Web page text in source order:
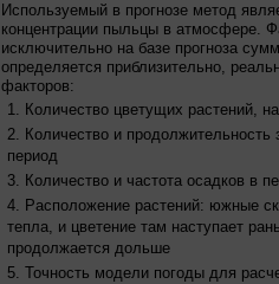
Используемый в прогнозе метод
концентрации пыльцы в атмосфере.
исключительно на базе прогноза
определяется приблизительно,
факторов:
Количество цветущих растений,
Количество и продолжительность
период
Количество и частота осадков в
Расположение растений: южные
тепла, и цветение там наступает
продолжается дольше
Точность модели погоды для